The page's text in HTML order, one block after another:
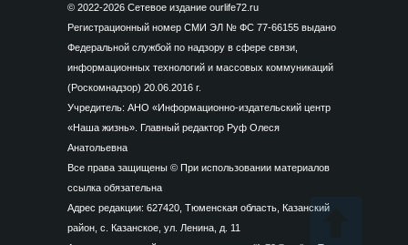
© 2022-2026 Сетевое издание ourlife72.ru
Регистрационный номер СМИ ЭЛ № ФС 77-66155 выдано
Федеральной службой по надзору в сфере связи,
информационных технологий и массовых коммуникаций
(Роскомнадзор) 20.06.2016 г.
Учредитель: АНО «Информационно-издательский центр
«Наша жизнь». Главный редактор Руф Олеся
Анатольевна
Все права защищены © При использовании материалов
ссылка обязательна
Адрес редакции: 627420, Тюменская область, Казанский
район, с. Казанское, ул. Ленина, д. 11